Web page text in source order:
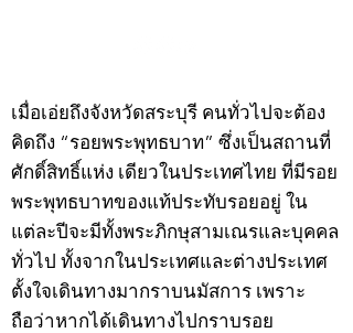
เมื่อเอ่ยถึงจังหวัดสระบุรี คนทั่วไปจะต้อง
คิดถึง “รอยพระพุทธบาท” ซึ่งเป็นสถานที่
ศักดิ์สิทธิ์แห่ง เดียวในประเทศไทย ที่มีรอย
พระพุทธบาทของแท้ประทับรอยอยู่ ใน
แต่ละปีจะมีทั้งพระภิกษุสามเณรและบุคคล
ทั่วไป ทั้งจากในประเทศและต่างประเทศ
ตั้งใจเดินทางมากราบนมัสการ เพราะ
ถือว่าหากได้เดินทางไปกราบรอย